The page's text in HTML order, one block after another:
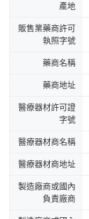
產地
販售業藥商許可
執照字號
藥商名稱
藥商地址
醫療器材許可證
字號
醫療器材商名稱
醫療器材商地址
製造廠商或國內
負責廠商